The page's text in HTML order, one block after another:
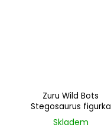
Zuru Wild Bots
Stegosaurus figurka
interaktivní
Skladem